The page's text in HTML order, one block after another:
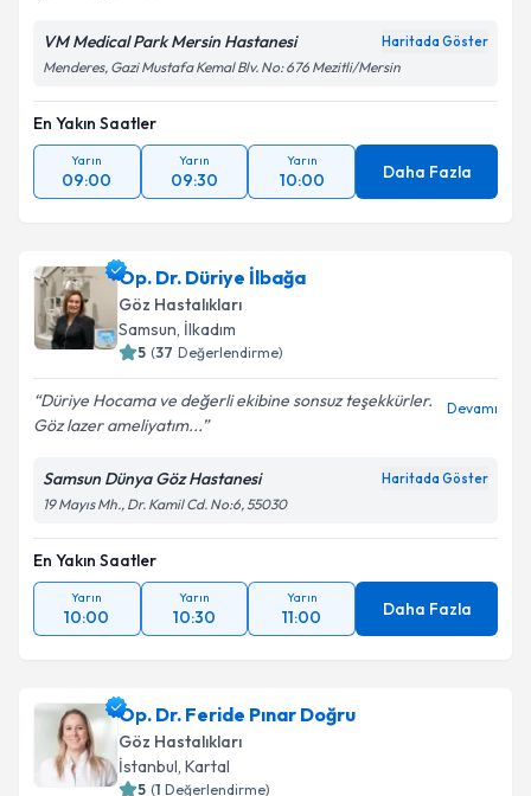
VM Medical Park Mersin Hastanesi Haritada Göster
Menderes, Gazi Mustafa Kemal Blv. No: 676 Mezitli/Mersin
En Yakın Saatler
Yarın
09:00
Yarın
09:30
Yarın
10:00 Daha Fazla
Op. Dr. Düriye İlbağa
Göz Hastalıkları
Samsun, İlkadım
5 (37 Değerlendirme)
Düriye Hocama ve değerli ekibine sonsuz teşekkürler.
Göz lazer ameliyatım...
Devamı
Samsun Dünya Göz Hastanesi Haritada Göster
19 Mayıs Mh., Dr. Kamil Cd. No:6, 55030
En Yakın Saatler
Yarın
10:00
Yarın
10:30
Yarın
11:00 Daha Fazla
Op. Dr. Feride Pınar Doğru
Göz Hastalıkları
İstanbul, Kartal
5 (1 Değerlendirme)